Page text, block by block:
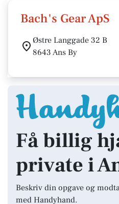
Bach's Gear ApS
Østre Langgade 32 B
8643 Ans By
Få billig
private i
Beskriv din opgave og
med Handyhand.